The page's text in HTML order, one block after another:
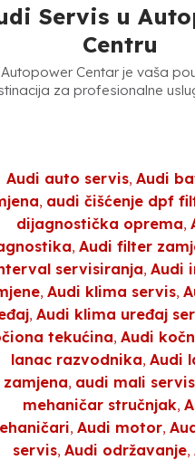
Servis u
Centru
Autopower Centar je vaša
za profesionalne
Audi auto servis Audi
audi čišćenje dpf
dijagnostička oprema
Audi filter
servisiranja Audi
Audi klima servis
Audi klima uređaj
tekućina Audi
lanac razvodnika Audi
zamjena audi mali servis
mehaničar stručnjak
Audi motor
servis Audi održavanje